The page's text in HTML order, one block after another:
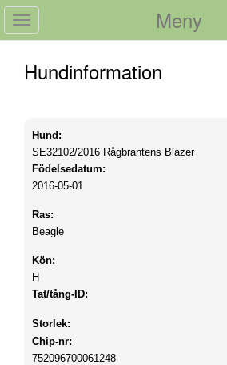
Meny
Toggle
navigation
Hundinformation
Hund:
SE32102/2016 Rågbrantens Blazer
Födelsedatum:
2016-05-01
Ras:
Beagle
Kön:
H
Tat/tång-ID:
Storlek:
Chip-nr:
752096700061248